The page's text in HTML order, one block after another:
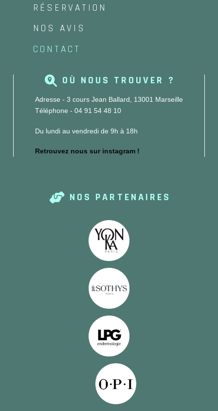
RÉSERVATION
NOS AVIS
CONTACT
OÙ NOUS TROUVER ?
Adresse - 3 cours Jean Ballard, 13001 Marseille
Téléphone - 04 91 54 48 10
Du lundi au vendredi de 9h à 18h
Retrouvez nous sur instagram !
NOS PARTENAIRES